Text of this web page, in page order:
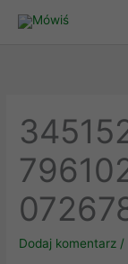
Dodaj komentarz /